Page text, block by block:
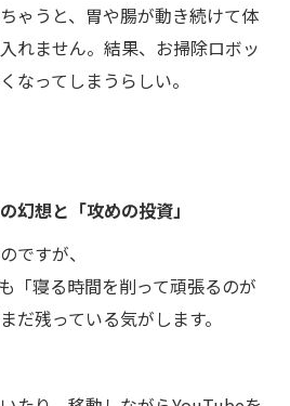
ゃうと、胃や腸が動き続けて体
れません。結果、お掃除ロボッ
なってしまうらしい。
幻想と「攻めの投資」
ですが、
「寝る時間を削って頑張るのが
だ残っている気がします。